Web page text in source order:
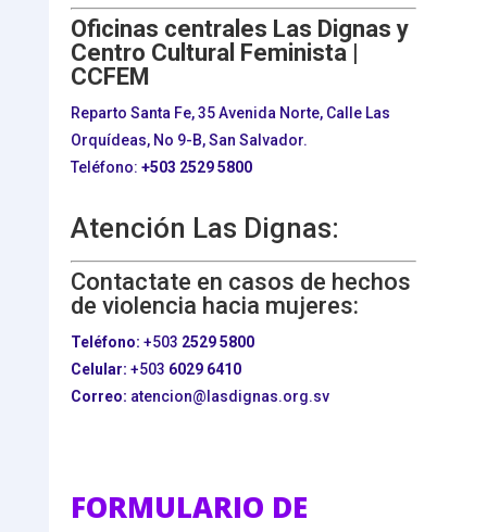
Oficinas centrales Las Dignas y
Centro Cultural Feminista |
CCFEM
Reparto Santa Fe, 35 Avenida Norte, Calle Las
Orquídeas, No 9-B, San Salvador.
Teléfono: +503 2529 5800
Atención Las Dignas:
Contactate en casos de hechos
de violencia hacia mujeres:
Teléfono: +503 2529 5800
Celular: +503 6029 6410
Correo: atencion@lasdignas.org.sv
FORMULARIO DE